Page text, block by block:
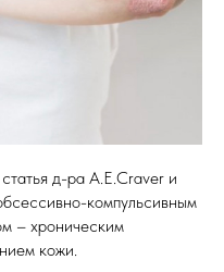
д-ра A.E.Craver и
компульсивным
– хроническим
кожи.